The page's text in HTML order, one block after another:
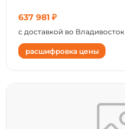
637 981 ₽
с доставкой во Владивосток
расшифровка цены